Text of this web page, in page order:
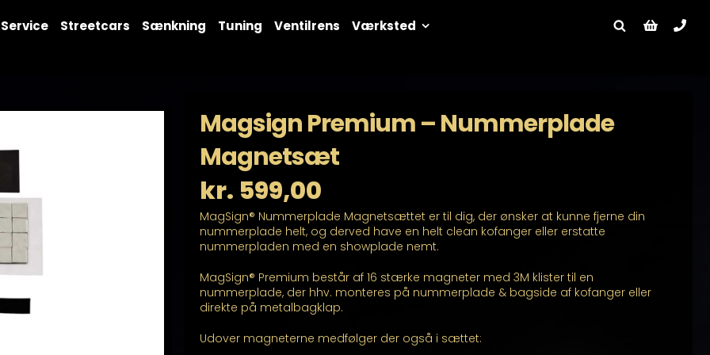
Service Streetcars Sænkning Tuning Ventilrens Værksted
Magsign Premium – Nummerplade
Magnetsæt
kr. 599,00
MagSign® Nummerplade Magnetsættet er til dig, der ønsker at kunne fjerne din
nummerplade helt, og derved have en helt clean kofanger eller erstatte
nummerpladen med en showplade nemt.
MagSign® Premium består af 16 stærke magneter med 3M klister til en
nummerplade, der hhv. monteres på nummerplade & bagside af kofanger eller
direkte på metalbagklap.
Udover magneterne medfølger der også i sættet: